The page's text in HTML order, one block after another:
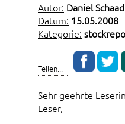
Autor: Daniel Schaad
Datum: 15.05.2008
Kategorie:
Teilen...
Sehr geehrte
Leser,